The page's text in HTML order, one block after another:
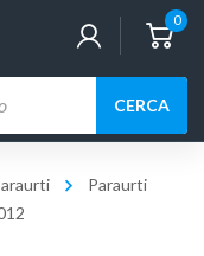
0
CERCA
Paraurti